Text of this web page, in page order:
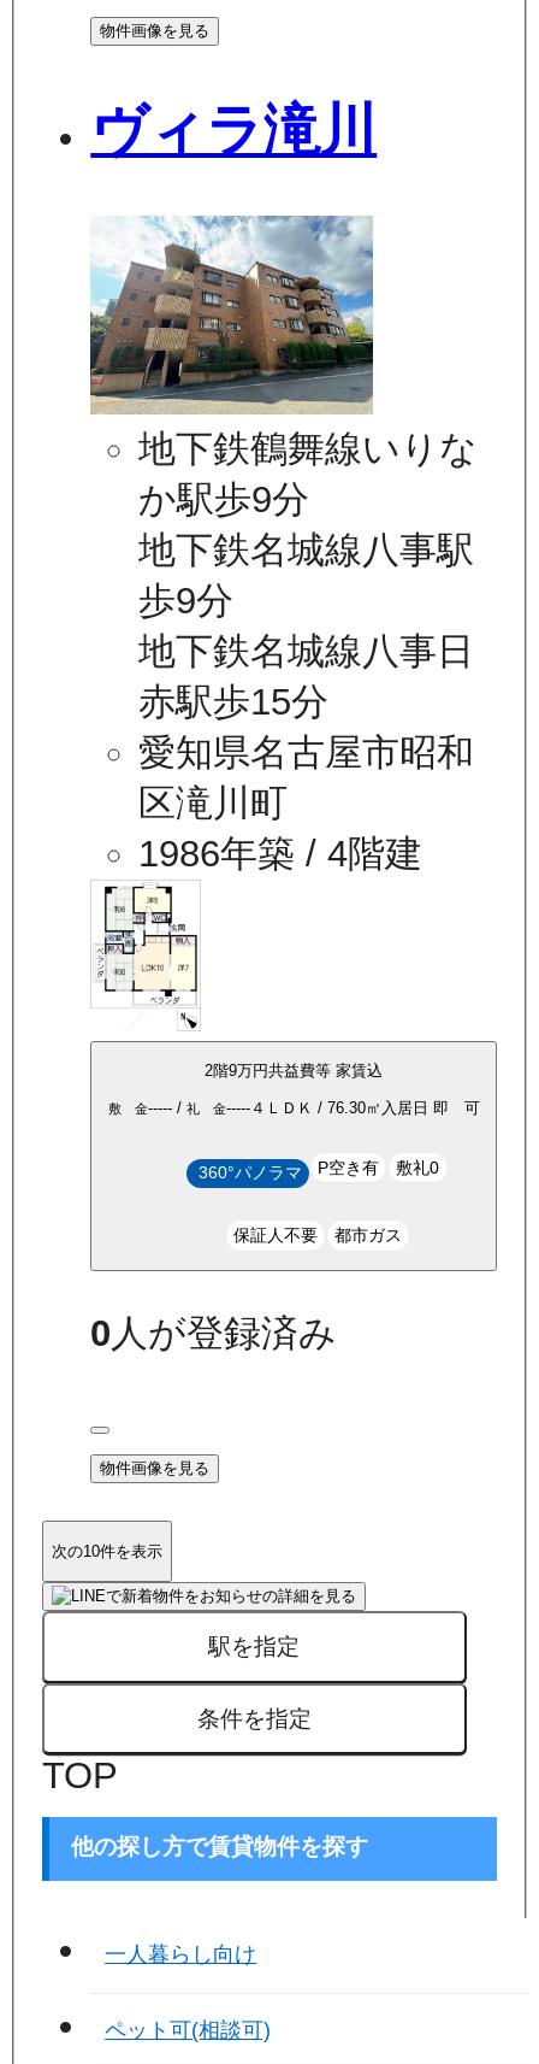
物件画像を見る
ヴィラ滝川
地下鉄鶴舞線いりな
か駅歩9分
地下鉄名城線八事駅
歩9分
地下鉄名城線八事日
赤駅歩15分
愛知県名古屋市昭和
区滝川町
1986年築 / 4階建
2階9万円共益費等 家賃込
敷 金-----/ 礼 金-----４ＬＤＫ / 76.30㎡ 入居日 即 可
360°パノラマ P空き有 敷礼0
保証人不要 都市ガス
0人が登録済み
物件画像を見る
次の10件を表示
駅を指定
条件を指定
TOP
他の探し方で賃貸物件を探す
一人暮らし向け
ペット可(相談可)